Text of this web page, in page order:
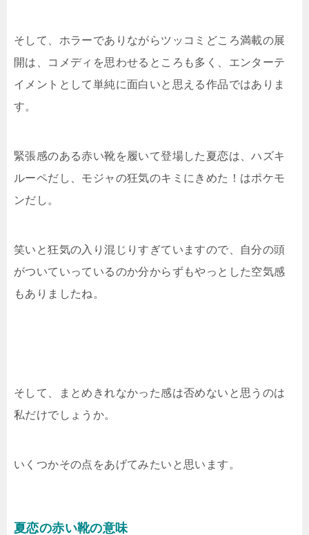
そして、ホラーでありながらツッコミどころ満載の展
開は、コメディを思わせるところも多く、エンターテ
イメントとして単純に面白いと思える作品ではありま
す。
緊張感のある赤い靴を履いて登場した夏恋は、ハズキ
ルーペだし、モジャの狂気のキミにきめた！はポケモ
ンだし。
笑いと狂気の入り混じりすぎていますので、自分の頭
がついていっているのか分からずもやっとした空気感
もありましたね。
そして、まとめきれなかった感は否めないと思うのは
私だけでしょうか。
いくつかその点をあげてみたいと思います。
夏恋の赤い靴の意味